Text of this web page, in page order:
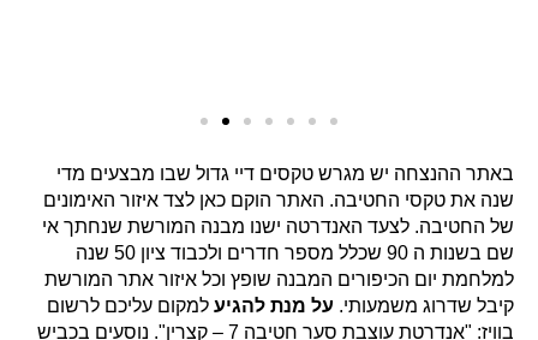
באתר ההנצחה יש מגרש טקסים דיי גדול שבו מבצעים מדי
שנה את טקסי החטיבה. האתר הוקם כאן לצד איזור האימונים
של החטיבה. לצעד האנדרטה ישנו מבנה המורשת שנחתך אי
שם בשנות ה 90 שכלל מספר חדרים ולכבוד ציון 50 שנה
למלחמת יום הכיפורים המבנה שופץ וכל איזור אתר המורשת
קיבל שדרוג משמעותי. על מנת להגיע למקום עליכם לרשום
בוויז: "אנדרטת עוצבת סער חטיבה 7 – קצרין". נוסעים בכביש